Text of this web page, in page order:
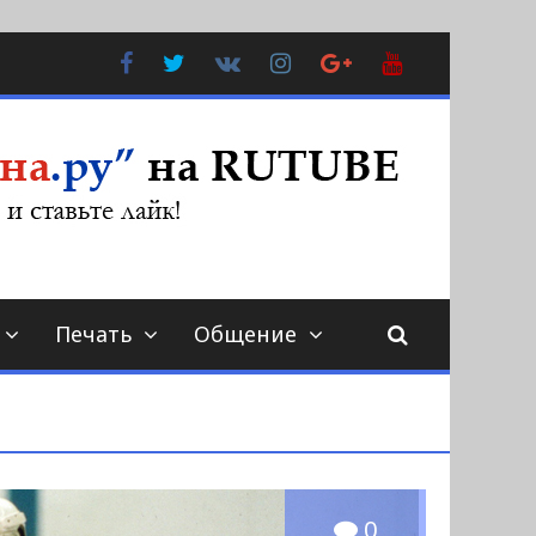
FacebookTwitter
Контакте
Instagram
Google
Plus
Печать Общение
0